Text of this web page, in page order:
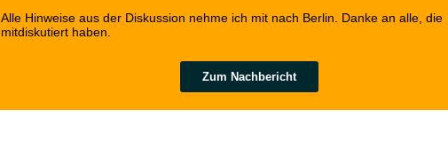
Alle Hinweise aus der Diskussion nehme ich mit nach Berlin. Danke an alle, die
mitdiskutiert haben.
Zum Nachbericht